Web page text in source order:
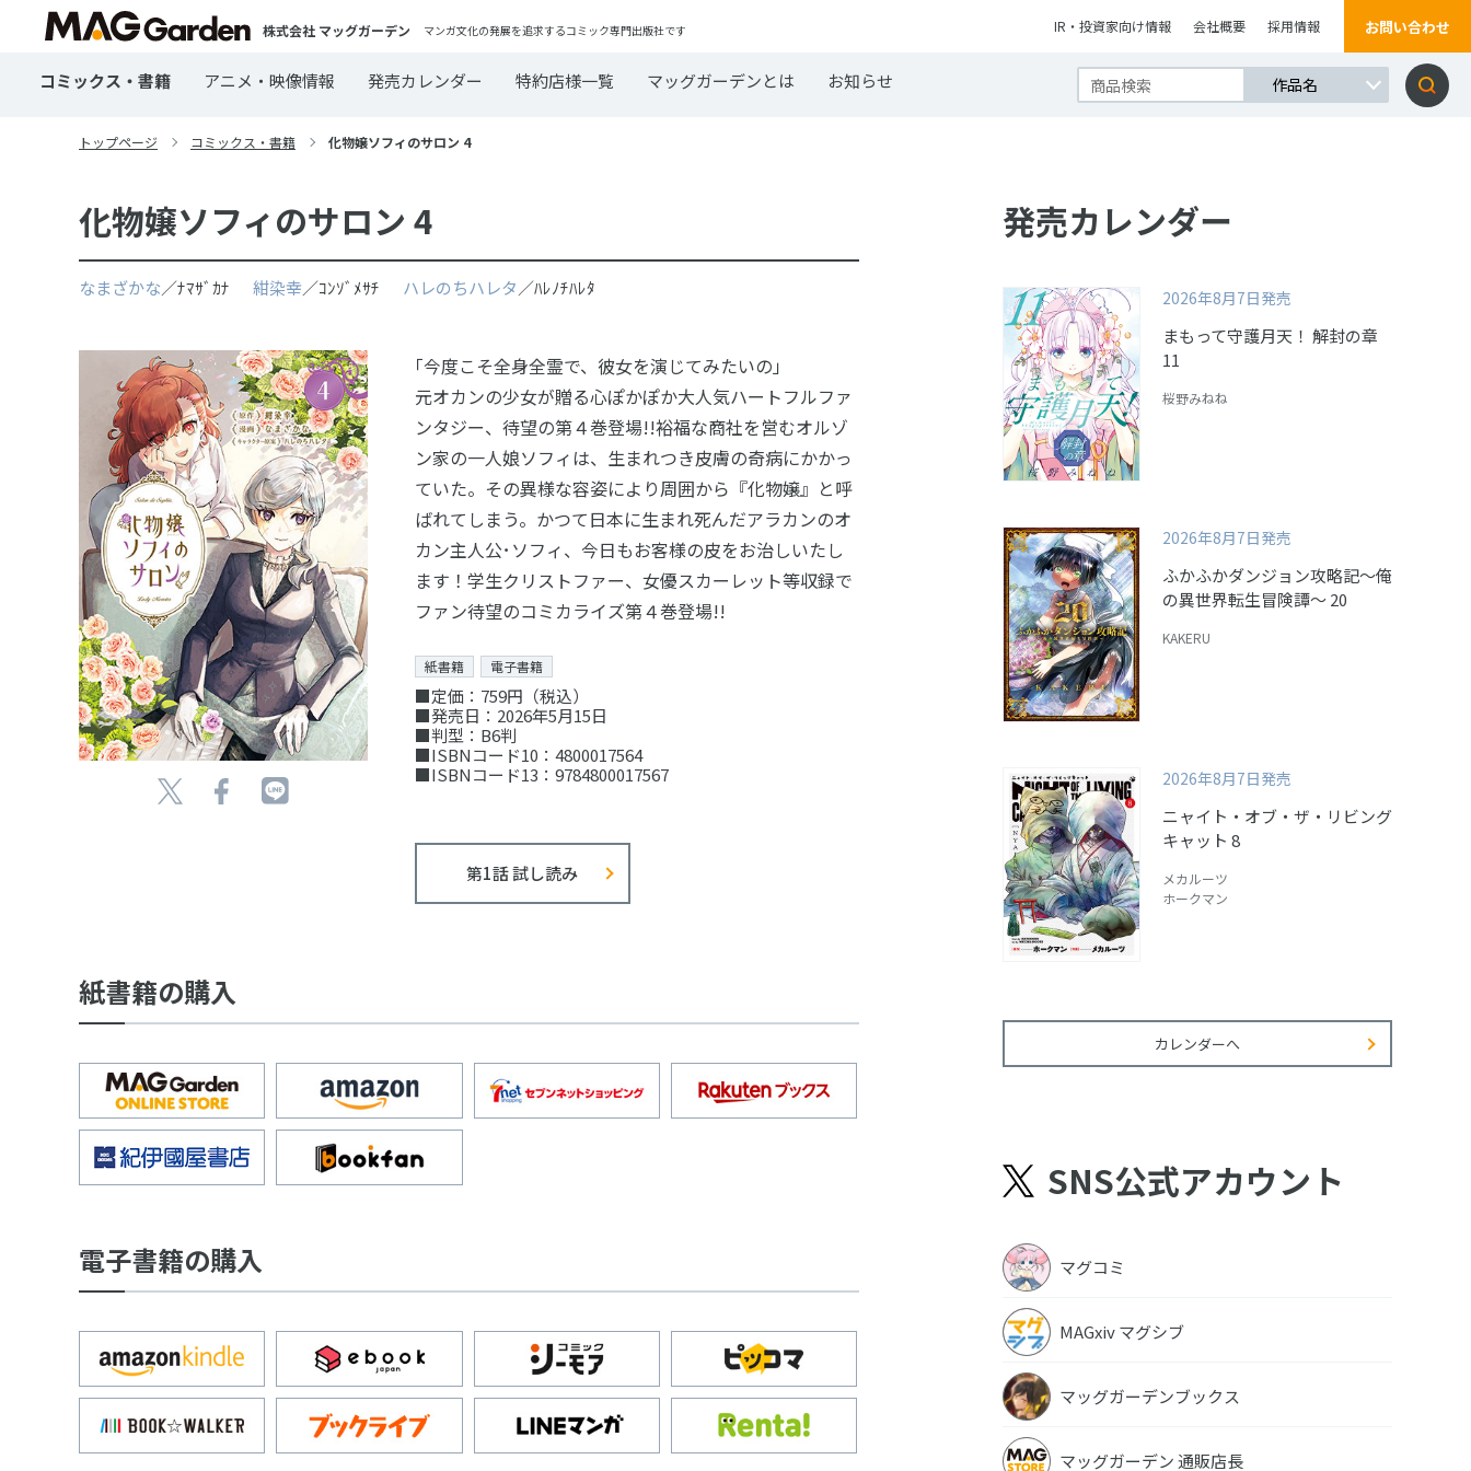
株式会社 マッグガーデン マンガ文化の発展を追求するコミック専門出版社です IR・投資家向け情報 会社概要 採用情報 お問い合わせ
コミックス・書籍 アニメ・映像情報 発売カレンダー 特約店様一覧 マッグガーデンとは お知らせ
トップページ コミックス・書籍 化物嬢ソフィのサロン 4
化物嬢ソフィのサロン 4
なまざかな／ﾅﾏｻﾞｶﾅ 紺染幸／ｺﾝｿﾞﾒｻﾁ ハレのちハレタ／ﾊﾚﾉﾁﾊﾚﾀ
｢今度こそ全身全霊で、彼女を演じてみたいの」
元オカンの少女が贈る心ぽかぽか大人気ハートフルファ
ンタジー、待望の第４巻登場!!裕福な商社を営むオルゾ
ン家の一人娘ソフィは、生まれつき皮膚の奇病にかかっ
ていた。その異様な容姿により周囲から『化物嬢』と呼
ばれてしまう。かつて日本に生まれ死んだアラカンのオ
カン主人公･ソフィ、今日もお客様の皮をお治しいたし
ます！学生クリストファー、女優スカーレット等収録で
ファン待望のコミカライズ第４巻登場!!
紙書籍 電子書籍
■定価：759円（税込）
■発売日：2026年5月15日
■判型：B6判
■ISBNコード10：4800017564
■ISBNコード13：9784800017567
第1話 試し読み
紙書籍の購入
電子書籍の購入
発売カレンダー
2026年8月7日発売
まもって守護月天！ 解封の章
11
桜野みねね
2026年8月7日発売
ふかふかダンジョン攻略記～俺
の異世界転生冒険譚～ 20
KAKERU
2026年8月7日発売
ニャイト・オブ・ザ・リビング
キャット 8
メカルーツ
ホークマン
カレンダーへ
SNS公式アカウント
マグコミ
MAGxiv マグシブ
マッグガーデンブックス
マッグガーデン 通販店長